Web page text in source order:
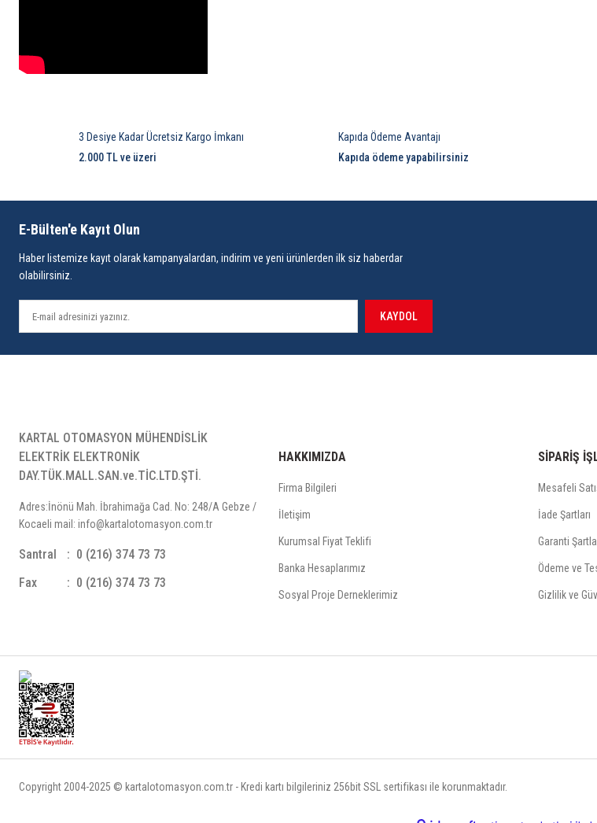
3 Desiye Kadar Ücretsiz Kargo İmkanı
2.000 TL ve üzeri
Kapıda Ödeme Avantajı
Kapıda ödeme yapabilirsiniz
E-Bülten'e Kayıt Olun
Haber listemize kayıt olarak kampanyalardan, indirim ve yeni ürünlerden ilk siz haberdar
olabilirsiniz.
KAYDOL
KARTAL OTOMASYON MÜHENDİSLİK
ELEKTRİK ELEKTRONİK
DAY.TÜK.MALL.SAN.ve.TİC.LTD.ŞTİ.
Adres:İnönü Mah. İbrahimağa Cad. No: 248/A Gebze /
Kocaeli mail: info@kartalotomasyon.com.tr
Santral
0 (216) 374 73 73
Fax
0 (216) 374 73 73
HAKKIMIZDA
Firma Bilgileri
İletişim
Kurumsal Fiyat Teklifi
Banka Hesaplarımız
Sosyal Proje Derneklerimiz
SİPARİŞ
Mesafeli
İade Şartları
Garanti
Ödeme ve
Gizlilik ve
Copyright 2004-2025 © kartalotomasyon.com.tr - Kredi kartı bilgileriniz 256bit SSL sertifikası ile korunmaktadır.